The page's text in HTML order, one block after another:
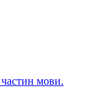
частин мови.